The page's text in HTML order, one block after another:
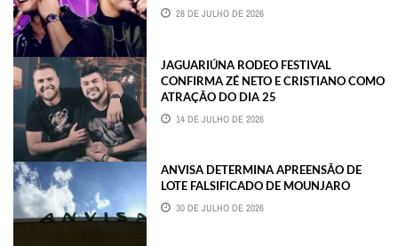
28 DE JULHO DE 2026
JAGUARIÚNA RODEO FESTIVAL
CONFIRMA ZÉ NETO E CRISTIANO COMO
ATRAÇÃO DO DIA 25
14 DE JULHO DE 2026
ANVISA DETERMINA APREENSÃO DE
LOTE FALSIFICADO DE MOUNJARO
30 DE JULHO DE 2026